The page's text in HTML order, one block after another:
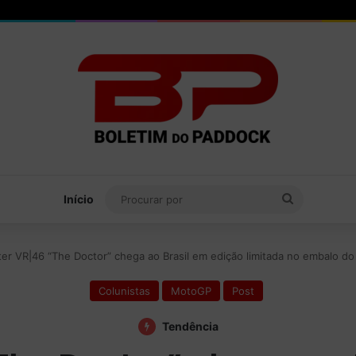
Início
VR|46 “The Doctor” chega ao Brasil em edição limitada no embalo
Colunistas MotoGP Post
Tendência